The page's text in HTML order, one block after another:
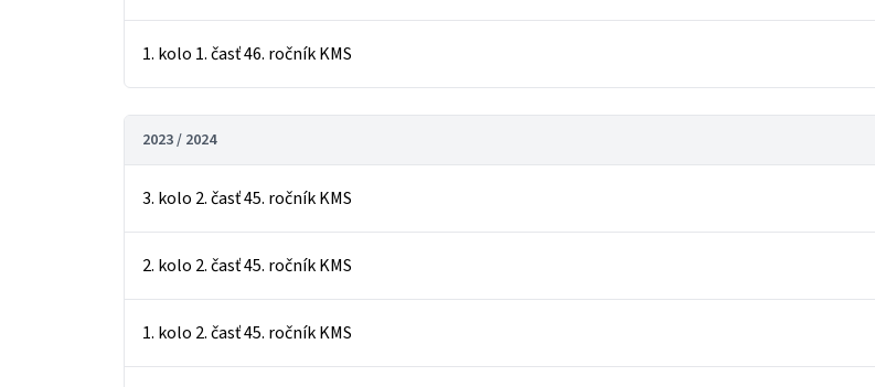
1. kolo 1. časť 46. ročník KMS
2023 / 2024
3. kolo 2. časť 45. ročník KMS
2. kolo 2. časť 45. ročník KMS
1. kolo 2. časť 45. ročník KMS